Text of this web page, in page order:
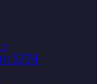
5774